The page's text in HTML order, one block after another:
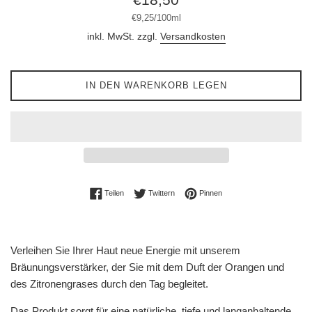
Preis
Stückpreis
€9,25/pro
100ml
inkl. MwSt. zzgl. Versandkosten
IN DEN WARENKORB LEGEN
TeilenAuf Facebook teilen
TwitternAuf Twitter twittern
PinnenAuf Pinterest pinnen
Verleihen Sie Ihrer Haut neue Energie mit unserem
Bräunungsverstärker, der Sie mit dem Duft der Orangen und
des Zitronengrases durch den Tag begleitet.